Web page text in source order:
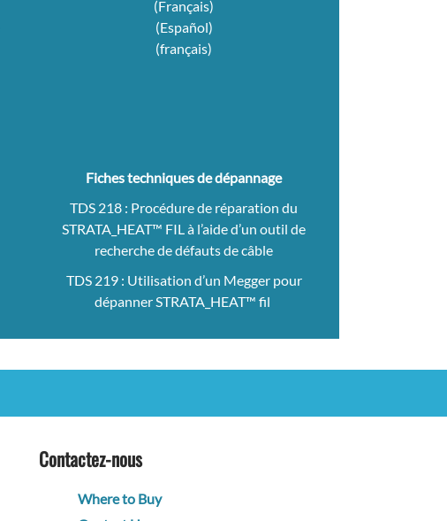
(Français)
(Español)
(français)
Fiches techniques de dépannage
TDS 218 : Procédure de réparation du
STRATA_HEAT™ FIL à l’aide d’un outil de
recherche de défauts de câble
TDS 219 : Utilisation d’un Megger pour
dépanner STRATA_HEAT™ fil
Contactez-nous
Where to Buy